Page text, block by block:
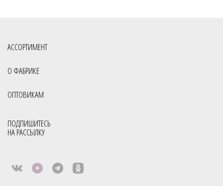
АССОРТИМЕНТ
О ФАБРИКЕ
ОПТОВИКАМ
ПОДПИШИТЕСЬ
НА РАССЫЛКУ